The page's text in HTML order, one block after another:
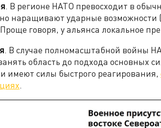
. В регионе НАТО превосходит в
наращивают ударные возможности
говоря, у альянса локальное
. В случае полномасштабной войны
область до подхода основных
имеют силы быстрого реагирования,
.